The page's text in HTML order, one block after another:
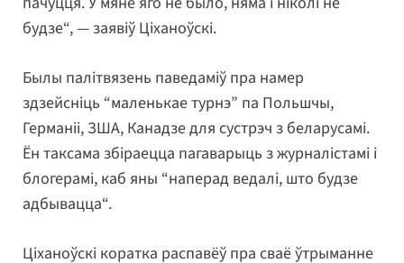
будзе“, — заявіў Ціханоўскі.
Былы палітвязень паведаміў пра намер
здзейсніць “маленькае турнэ” па Польшчы,
Германіі, ЗША, Канадзе для сустрэч з беларусамі.
Ён таксама збіраецца пагаварыць з журналістамі і
блогерамі, каб яны “наперад ведалі, што будзе
адбывацца“.
Ціханоўскі коратка распавёў пра сваё ўтрыманне